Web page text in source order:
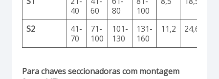
40
60
80
100
S2
41-
70
71-
100
101-
130
131-
160
11,2 24,6
Para chaves seccionadoras com montagem